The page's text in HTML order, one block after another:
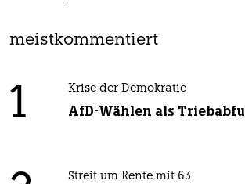
meistkommentiert
1 Krise der Demokratie
AfD-Wählen als
Streit um Rente mit 63